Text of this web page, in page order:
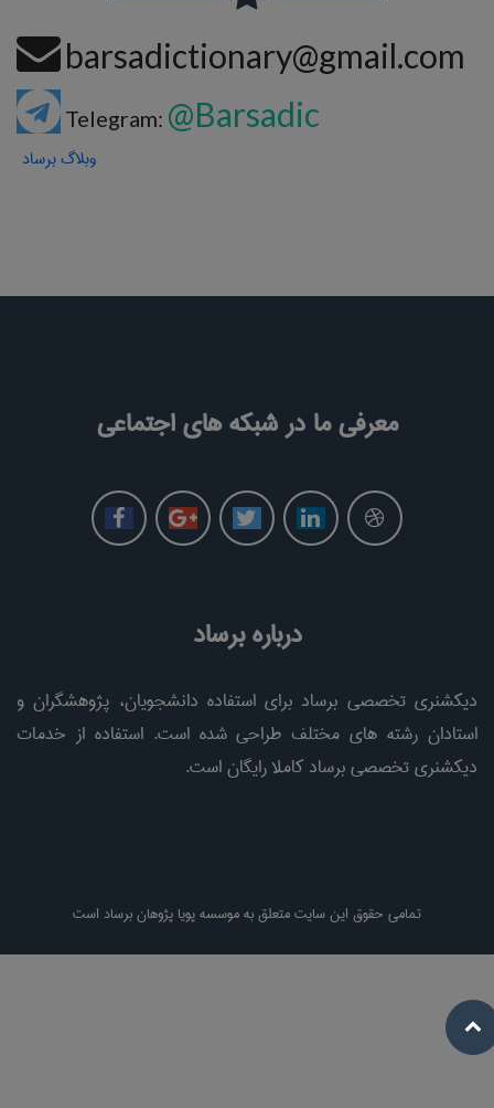
barsadictionary@gmail.com
Telegram: @Barsadic
وبلاگ برساد
معرفی ما در شبکه های اجتماعی
درباره برساد
دیکشنری تخصصی برساد برای استفاده دانشجویان، پژوهشگران و
استادان رشته های مختلف طراحی شده است. استفاده از خدمات
دیکشنری تخصصی برساد کاملا رایگان است.
تمامی حقوق این سایت متعلق به موسسه پویا پژوهان برساد است